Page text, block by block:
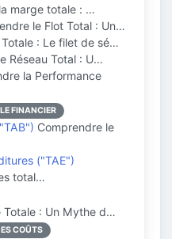
marge totale : …
le Flot Total : Un…
: Le filet de sé…
Réseau Total : U…
la Performance
FINANCIER
Comprendre le
("TAE")
total…
Totale : Un Mythe d…
COÛTS